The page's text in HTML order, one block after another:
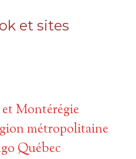
et sites
Montérégie
métropolitaine
Québec